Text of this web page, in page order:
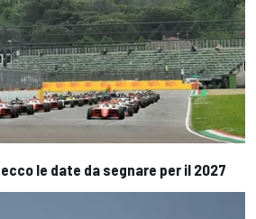
le date da segnare per il 2027